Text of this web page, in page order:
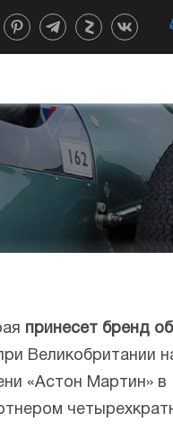
принесет бренд
Великобритании
«Астон Мартин» в